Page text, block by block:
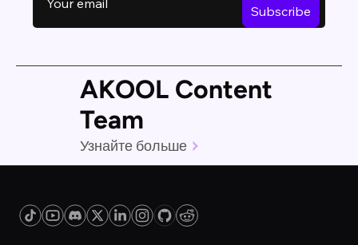
AKOOL Content
Team
Узнайте больше